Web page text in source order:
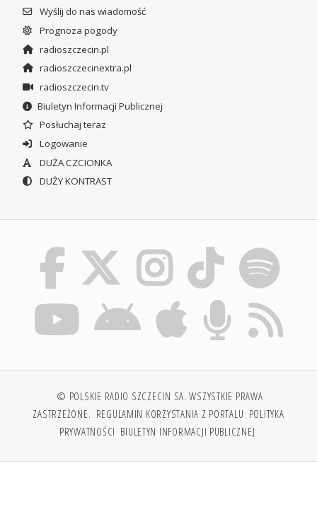
Wyślij do nas wiadomość
Prognoza pogody
radioszczecin.pl
radioszczecinextra.pl
radioszczecin.tv
Biuletyn Informacji Publicznej
Posłuchaj teraz
Logowanie
DUŻA CZCIONKA
DUŻY KONTRAST
© POLSKIE RADIO SZCZECIN SA. WSZYSTKIE PRAWA
ZASTRZEŻONE. REGULAMIN KORZYSTANIA Z PORTALU POLITYKA
PRYWATNOŚCI BIULETYN INFORMACJI PUBLICZNEJ